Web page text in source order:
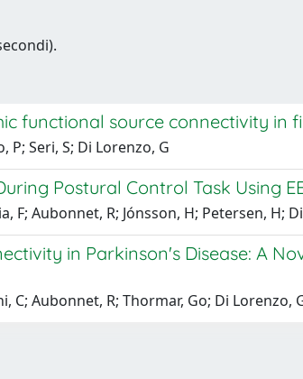
functional source connectivity in
P; Seri, S; Di Lorenzo, G
Postural Control Task Using
F; Aubonnet, R; Jónsson, H; Petersen, H;
in Parkinson's Disease: A
C; Aubonnet, R; Thormar, Go; Di